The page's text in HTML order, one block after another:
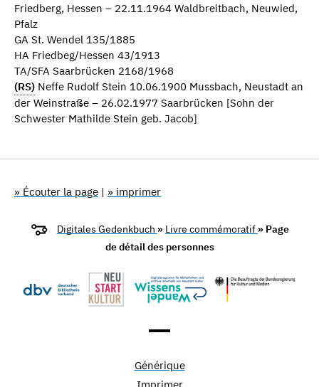
Friedberg, Hessen – 22.11.1964 Waldbreitbach, Neuwied,
Pfalz
GA St. Wendel 135/1885
HA Friedbeg/Hessen 43/1913
TA/SFA Saarbrücken 2168/1968
(RS) Neffe Rudolf Stein 10.06.1900 Mussbach, Neustadt an
der Weinstraße – 26.02.1977 Saarbrücken [Sohn der
Schwester Mathilde Stein geb. Jacob]
» Écouter la page | » imprimer
Digitales Gedenkbuch » Livre commémoratif » Page
de détail des personnes
Générique